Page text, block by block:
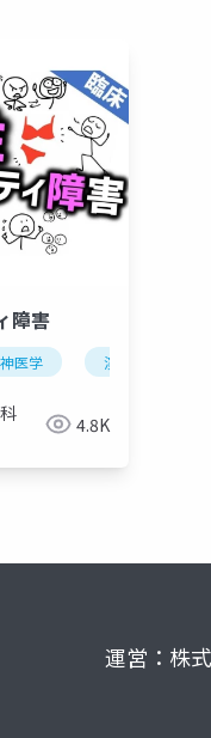
障害
医学 演技性パーソナ
4.8K
運営：株